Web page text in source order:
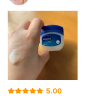
5.00